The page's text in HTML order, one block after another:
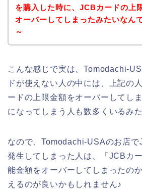
を購入した時に、JCBカードの上
オーバーしてしまったみたいなん
～
こんな感じで実は、Tomodachi-
ドが使えない人の中には、上記の
ードの上限金額をオーバーしてし
になってしまう人も数多くいるみ
なので、Tomodachi-USAのお店
発生してしまった人は、「JCBカ
能金額をオーバーしてしまったの
えるのが良いかもしれません♪